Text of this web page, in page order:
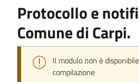
Protocollo e
Comune di Carpi.
Il modulo non è
compilazione